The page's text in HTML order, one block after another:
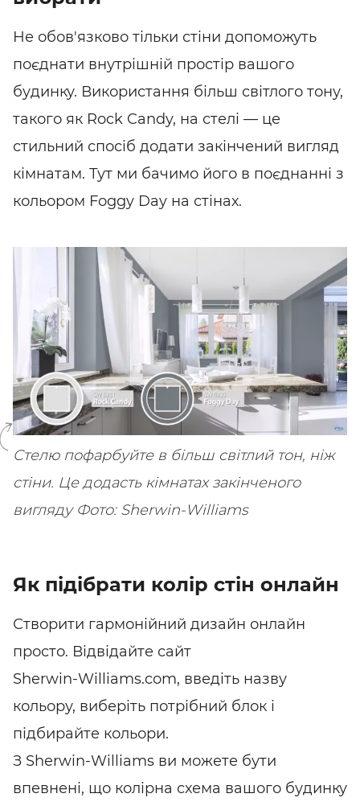
Не обов'язково тільки стіни допоможуть
поєднати внутрішній простір вашого
будинку. Використання більш світлого тону,
такого як Rock Candy, на стелі — це
стильний спосіб додати закінчений вигляд
кімнатам. Тут ми бачимо його в поєднанні з
кольором Foggy Day на стінах.
SHARE SUBSCRIBE
Стелю пофарбуйте в більш світлий тон, ніж
стіни. Це додасть кімнатах закінченого
вигляду Фото: Sherwin-Williams
Як підібрати колір стін онлайн
Створити гармонійний дизайн онлайн
просто. Відвідайте сайт
Sherwin-Williams.com, введіть назву
кольору, виберіть потрібний блок і
підбирайте кольори.
З Sherwin-Williams ви можете бути
впевнені, що колірна схема вашого будинку